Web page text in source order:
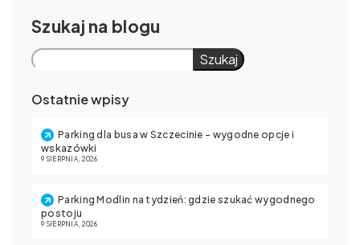
Szukaj
Szukaj
Ostatnie wpisy
Parking dla busa w Szczecinie – wygodne opcje i
wskazówki
9 SIERPNIA, 2026
Parking Modlin na tydzień: gdzie szukać wygodnego
postoju
9 SIERPNIA, 2026